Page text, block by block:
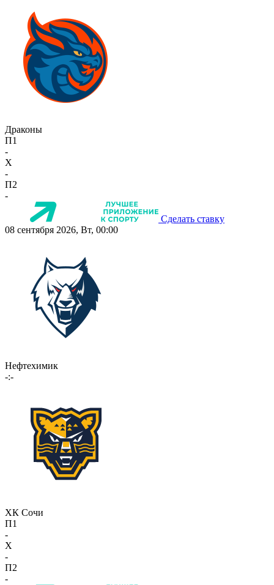
Драконы
П1
-
X
-
П2
-
Сделать ставку
08 сентября 2026, Вт, 00:00
Нефтехимик
-:-
ХК Сочи
П1
-
X
-
П2
-